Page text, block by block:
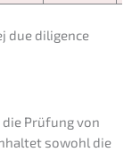
due diligence
Prüfung von
sowohl die